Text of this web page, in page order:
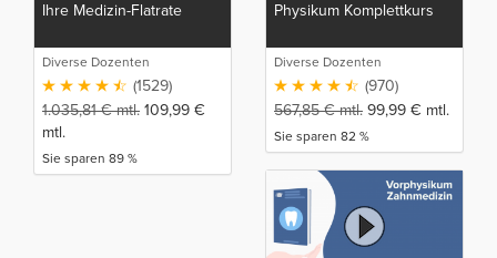
Ihre Medizin-Flatrate
Diverse Dozenten
(1529)
1.035,81€mtl. 109,99 €
mtl.
Sie sparen 89 %
Physikum Komplettkurs
Diverse Dozenten
(970)
567,85€mtl. 99,99 € mtl.
Sie sparen 82 %